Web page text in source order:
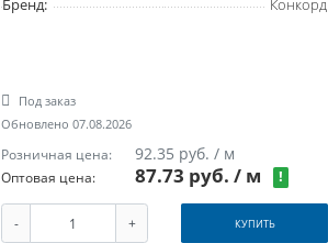
Бренд:
Конкорд
Под заказ
Обновлено 07.08.2026
Розничная цена: 92.35 руб. / м
Оптовая цена: 87.73 руб. / м !
- + КУПИТЬ